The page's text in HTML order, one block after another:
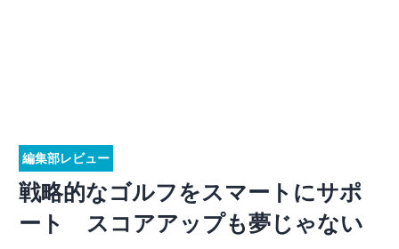
編集部レビュー
戦略的なゴルフをスマートにサポ
ート スコアアップも夢じゃない